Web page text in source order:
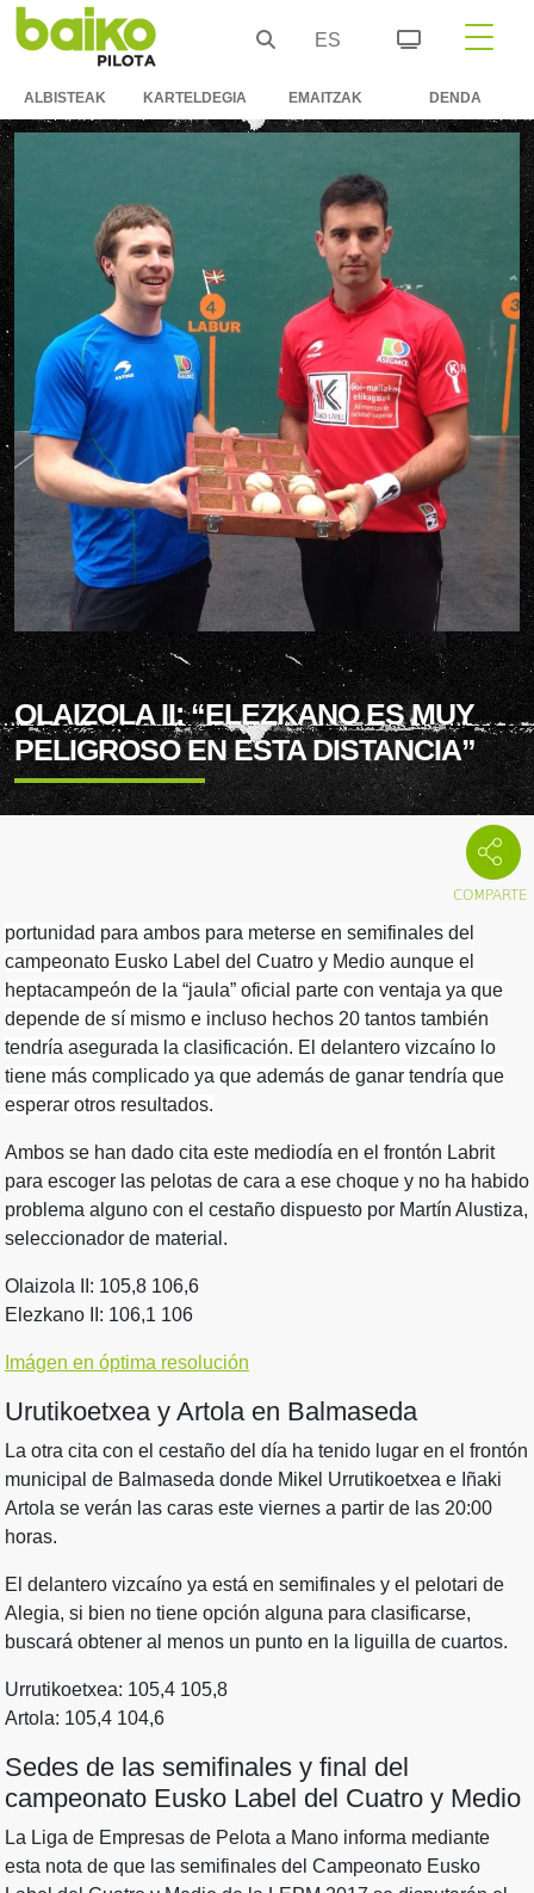
ES
ALBISTEAK KARTELDEGIA EMAITZAK DENDA
OLAIZOLA II: “ELEZKANO ES MUY
PELIGROSO EN ESTA DISTANCIA”
portunidad para ambos para meterse en semifinales del
campeonato Eusko Label del Cuatro y Medio aunque el
heptacampeón de la “jaula” oficial parte con ventaja ya que
depende de sí mismo e incluso hechos 20 tantos también
tendría asegurada la clasificación. El delantero vizcaíno lo
tiene más complicado ya que además de ganar tendría que
esperar otros resultados.
Ambos se han dado cita este mediodía en el frontón Labrit
para escoger las pelotas de cara a ese choque y no ha habido
problema alguno con el cestaño dispuesto por Martín Alustiza,
seleccionador de material.
Olaizola II: 105,8 106,6
Elezkano II: 106,1 106
Imágen en óptima resolución
Urutikoetxea y Artola en Balmaseda
La otra cita con el cestaño del día ha tenido lugar en el frontón
municipal de Balmaseda donde Mikel Urrutikoetxea e Iñaki
Artola se verán las caras este viernes a partir de las 20:00
horas.
El delantero vizcaíno ya está en semifinales y el pelotari de
Alegia, si bien no tiene opción alguna para clasificarse,
buscará obtener al menos un punto en la liguilla de cuartos.
Urrutikoetxea: 105,4 105,8
Artola: 105,4 104,6
Sedes de las semifinales y final del
campeonato Eusko Label del Cuatro y Medio
La Liga de Empresas de Pelota a Mano informa mediante
esta nota de que las semifinales del Campeonato Eusko